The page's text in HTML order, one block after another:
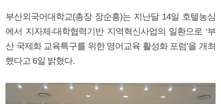
부산외국어대학교(총장 장순흥)는 지난달 14일 호텔농심
에서 지자체-대학협력기반 지역혁신사업의 일환으로 ‘부
산 국제화 교육특구를 위한 영어교육 활성화 포럼’을 개최
했다고 6일 밝혔다.